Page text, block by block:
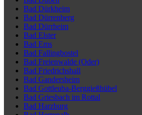
Bad Dürkheim
Bad Dürrenberg
Bad Dürrheim
Bad Elster
Bad Ems
Bad Fallingbostel
Bad Freienwalde (Oder)
Bad Friedrichshall
Bad Gandersheim
Bad Gottleuba-Berggießhübel
Bad Griesbach im Rottal
Bad Harzburg